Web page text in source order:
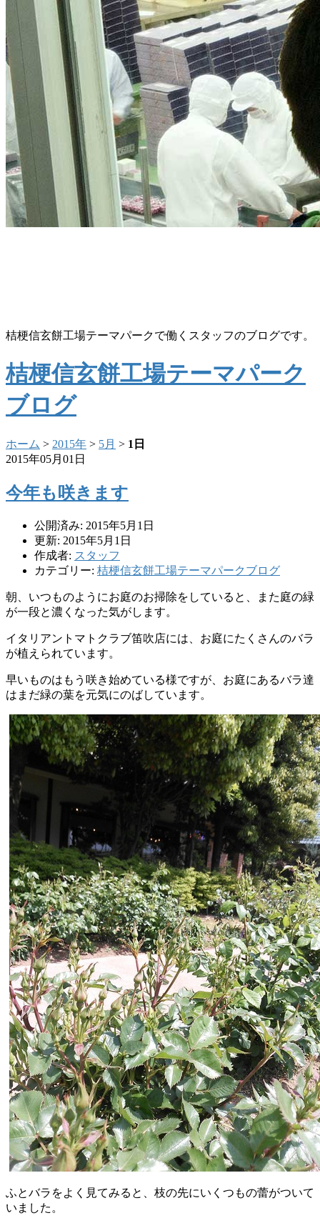
桔梗信玄餅工場テーマパークで働くスタッフのブログです。
桔梗信玄餅工場テーマパーク
ブログ
ホーム > 2015年 > 5月 > 1日
2015年05月01日
今年も咲きます
公開済み: 2015年5月1日
更新: 2015年5月1日
作成者: スタッフ
カテゴリー: 桔梗信玄餅工場テーマパークブログ
朝、いつものようにお庭のお掃除をしていると、また庭の緑
が一段と濃くなった気がします。
イタリアントマトクラブ笛吹店には、お庭にたくさんのバラ
が植えられています。
早いものはもう咲き始めている様ですが、お庭にあるバラ達
はまだ緑の葉を元気にのばしています。
ふとバラをよく見てみると、枝の先にいくつもの蕾がついて
いました。